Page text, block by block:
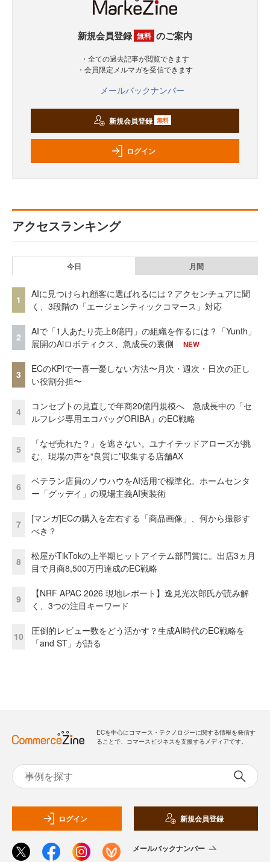
新規会員登録 無料 のご案内
・全ての過去記事が閲覧できます
・会員限定メルマガを受信できます
メールバックナンバー
新規会員登録 無料
ログイン
アクセスランキング
今日 月間
1
AIに見つけられ顧客に選ばれるには？アクセンチュアに聞
く、3段階の「エージェンティックコマース」対応
2
AIで「1人あたり売上8億円」の組織を作るには？「Yunth」
展開のAiロボティクス、急成長の裏側
NEW
3
ECのKPIで一喜一憂しない方法〜月次・週次・日次の正し
い役割分担〜
4
コンセプトの見直しで年商20億円規模へ 急成長中の「セ
ルフレジ専用エコバッグORIBA」のEC戦略
5
「なぜ売れた？」を逃さない。ユナイテッドアローズが挑
む、現場の声を“良質に”収集する店舗AX
6
ベテラン店員のノウハウをAI活用で標準化。ホームセンタ
ー「グッデイ」の現場主義AI実装術
7
[マンガ]ECの購入を左右する「商品画像」、何から撮影す
べき？
8
松屋がTikTokの上半期ヒットアイテム部門賞に。出店3ヵ月
目で月商8,500万円達成のEC戦略
9
【NRF APAC 2026 現地レポート】逸見光次郎氏が読み解
く、3つの注目キーワード
10
圧倒的レビュー数をどう活かす？生成AI時代のEC戦略を
「and ST」が語る
ECを中心にコマース・テクノロジーに関する情報を発信す
ることで、コマースビジネスを支援するメディアです。
ログイン 新規会員登録
メールバックナンバー